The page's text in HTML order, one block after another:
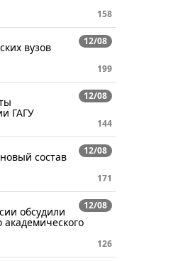
158
12/08
вузов
199
12/08
ГАГУ
144
12/08
состав
171
12/08
обсудили
академического
126